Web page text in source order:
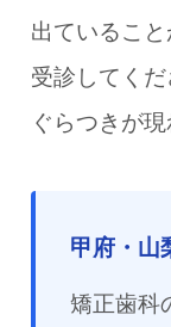
出ているこ
受診してく
ぐらつきが
甲府・山
矯正歯科